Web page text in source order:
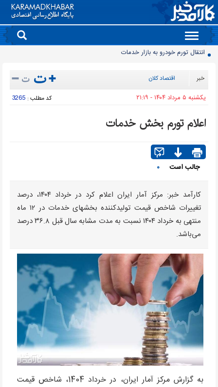
Toggle
navigation
90 میلیون کیف پول برای ایرانی ها ساخته شد
معمای قیمت سکه امامی و بهار آزادی در دادگاه خانواده
آخرین وضعیت سدهای تهران اعلام شد
موتورسیکلت‌های برقی مشتری ندارند/ کمبود زیرساخت یا بی‌میلی مردم؟
سدهای مهم کشور چقدر آب دارند؟
جمعیت ایران از ۸۷ میلیون نفر عبور کرد
انتقال تورم خودرو به بازار خدمات
خبر اقتصاد کلان
يکشنبه ۵ مرداد ۱۴۰۴ - ۲۱:۱۹ کد مطلب : 3265
اعلام تورم بخش خدمات
جالب است ۰
کارآمد خبر: مرکز آمار ایران اعلام کرد در خرداد ۱۴۰۴، درصد
تغییرات شاخص قیمت تولیدکننده بخش­های خدمات در ۱۲ ماه
منتهی به خرداد ۱۴۰۴ نسبت به مدت مشابه سال قبل ۳۶.۸ درصد
می‌باشد.
به گزارش مرکز آمار ایران، در خرداد 1404، شاخص قیمت